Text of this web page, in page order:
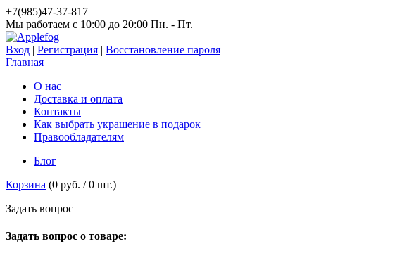
+7(985)47-37-817
Мы работаем c 10:00 до 20:00 Пн. - Пт.
Вход | Регистрация | Восстановление пароля
Главная
О нас
Доставка и оплата
Контакты
Как выбрать украшение в подарок
Правообладателям
Блог
Корзина (0 руб. /0 шт.)
Задать вопрос
Задать вопрос о товаре: